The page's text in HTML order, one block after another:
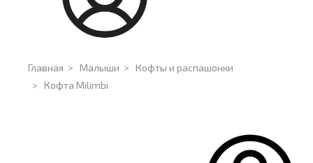
Главная > Малыши > Кофты и распашонки
> Кофта Milimbi